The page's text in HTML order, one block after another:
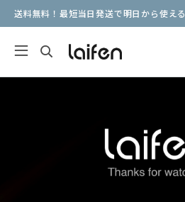
送料無料！最短当日発送で明日から使える